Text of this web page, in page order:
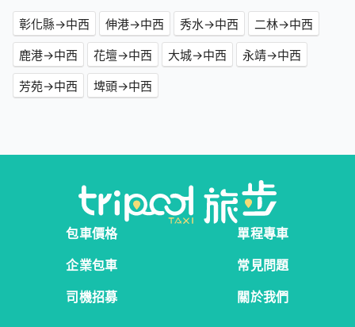
彰化縣→中西 伸港→中西 秀水→中西
二林→中西
鹿港→中西
花壇→中西 大城→中西
永靖→中西
芳苑→中西
埤頭→中西
包車價格
單程專車
企業包車
常見問題
司機招募
關於我們